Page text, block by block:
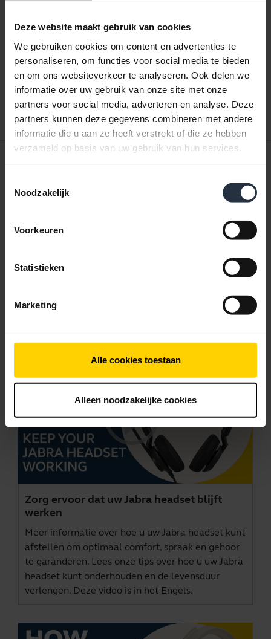
Deze website maakt gebruik van cookies
We gebruiken cookies om content en advertenties te
personaliseren, om functies voor social media te bieden
en om ons websiteverkeer te analyseren. Ook delen we
informatie over uw gebruik van onze site met onze
partners voor social media, adverteren en analyse. Deze
partners kunnen deze gegevens combineren met andere
informatie die u aan ze heeft verstrekt of die ze hebben
verzameld op basis van uw gebruik van hun services.
Noodzakelijk
Voorkeuren
Statistieken
Marketing
Alle cookies toestaan
Alleen noodzakelijke cookies
Gebruikershandleiding
Nederlands expand_more
Download
3.20 MB - pdf
Quick Start-handleiding
Ga naar alle documenten voor het product
Zorg ervoor dat uw Jabra headset blijft
werken
Meer informatie over hoe u uw Jabra headset kunt
afstellen om optimaal comfort, spraak en gehoor
te garanderen. Lees onze tips over hoe u uw Jabra
headset kunt onderhouden en de levensduur
verlengen. Deze video is in het Engels.